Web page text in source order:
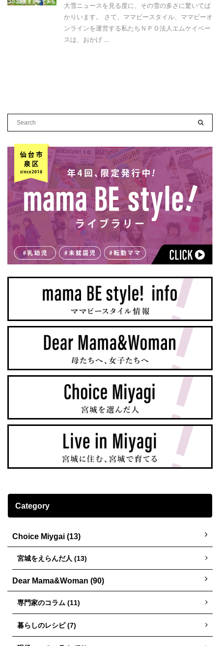
大雪ニュースを見る度に、その雪の多さに驚いてば
かりいます。 さて、ママビースタイル、ママビーオ
ンラインを運営する私たちＮＰＯ法人エムケイベー
スは、おかげ ...
Category
Choice Miygai (13)
宮城をえらんだ人 (13)
Dear Mama&Woman (90)
専門家のコラム (11)
暮らしのレシピ (7)